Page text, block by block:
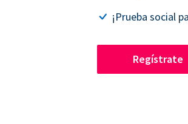
¡Prueba social
Regístrate